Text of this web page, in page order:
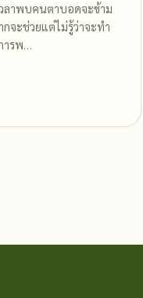
ลาพบคนตาบอดจะข้าม
จะช่วยแต่ไม่รู้ว่าจะทำ
ารพ…